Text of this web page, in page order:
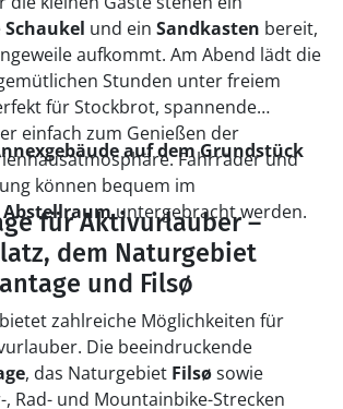
Schaukel und ein Sandkasten bereit,
aufkommt. Am Abend lädt die
Stunden unter freiem
für Stockbrot, spannende
einfach zum Genießen der
Fahrräder und
können bequem im
Abstellraumuntergebracht werden.
auf dem Grundstück
für Aktivurlauber –
dem Naturgebiet
und Filsø
zahlreiche Möglichkeiten für
Die beeindruckende
, das Naturgebiet Filsøsowie
Rad- und Mountainbike-Strecken